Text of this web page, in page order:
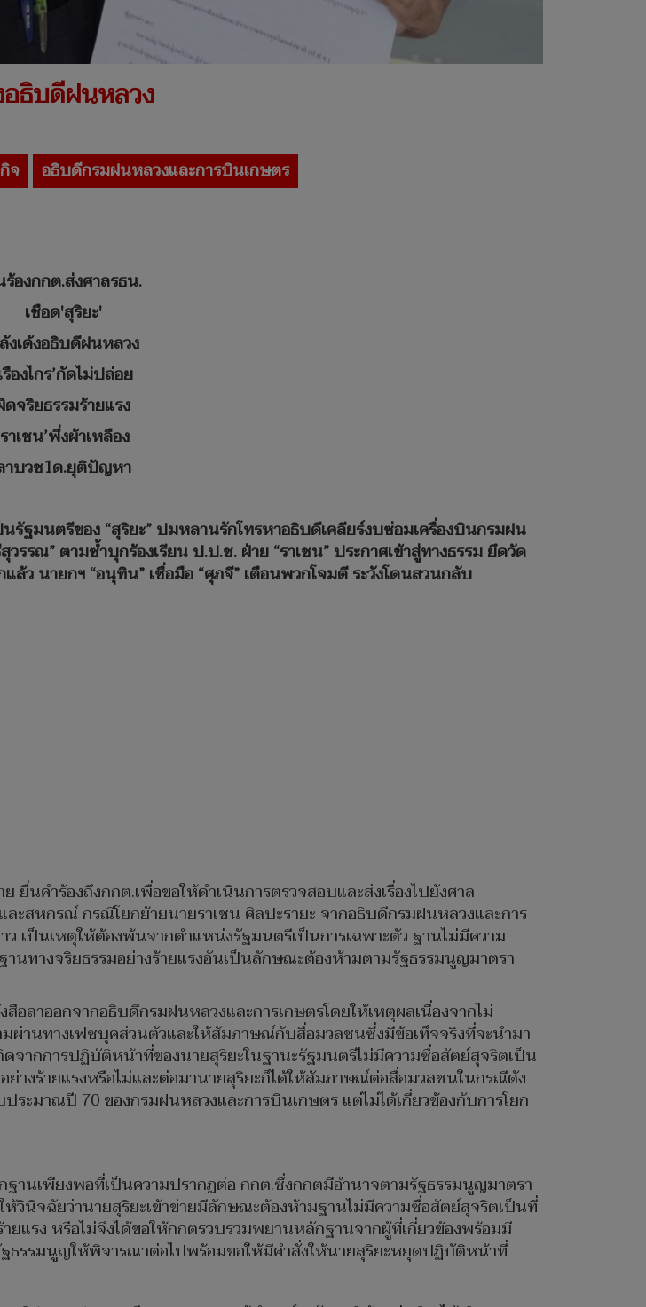
อธิบดีฝนหลวง
จ อธิบดีกรมฝนหลวงและการบินเกษตร
องกกต.ส่งศาลรธน.
เชือด'สุริยะ'
งเด้งอธิบดีฝนหลวง
รืองไกร’กัดไม่ปล่อย
ดจริยธรรมร้ายแรง
ราเชน’พึ่งผ้าเหลือง
าบวช1ด.ยุติปัญหา
รัฐมนตรีของ “สุริยะ” ปมหลานรักโทรหาอธิบดีเคลียร์งบซ่อมเครื่องบินกรมฝน
รรณ” ตามซ้ำบุกร้องเรียน ป.ป.ช. ฝ่าย “ราเชน” ประกาศเข้าสู่ทางธรรม ยึดวัด
นายกฯ “อนุทิน” เชื่อมือ “ศุภจี” เตือนพวกโจมตี ระวังโดนสวนกลับ
นคำร้องถึงกกต.เพื่อขอให้ดำเนินการตรวจสอบและส่งเรื่องไปยังศาล
ะสหกรณ์ กรณีโยกย้ายนายราเชน ศิลปะรายะ จากอธิบดีกรมฝนหลวงและการ
ว เป็นเหตุให้ต้องพ้นจากตำแหน่งรัฐมนตรีเป็นการเฉพาะตัว ฐานไม่มีความ
ทางจริยธรรมอย่างร้ายแรงอันเป็นลักษณะต้องห้ามตามรัฐธรรมนูญมาตรา
อลาออกจากอธิบดีกรมฝนหลวงและการเกษตรโดยให้เหตุผลเนื่องจากไม่
มผ่านทางเฟซบุคส่วนตัวและให้สัมภาษณ์กับสื่อมวลชนซึ่งมีข้อเท็จจริงที่จะนำมา
จากการปฏิบัติหน้าที่ของนายสุริยะในฐานะรัฐมนตรีไม่มีความซื่อสัตย์สุจริตเป็น
างร้ายแรงหรือไม่และต่อมานายสุริยะก็ได้ให้สัมภาษณ์ต่อสื่อมวลชนในกรณีดัง
ระมาณปี 70 ของกรมฝนหลวงและการบินเกษตร แต่ไม่ได้เกี่ยวข้องกับการโยก
านเพียงพอที่เป็นความปรากฏต่อ กกต.ซึ่งกกตมีอำนาจตามรัฐธรรมนูญมาตรา
ห้วินิจฉัยว่านายสุริยะเข้าข่ายมีลักษณะต้องห้ามฐานไม่มีความซื่อสัตย์สุจริตเป็นที่
แรง หรือไม่จึงได้ขอให้กกตรวบรวมพยานหลักฐานจากผู้ที่เกี่ยวข้องพร้อมมี
ฐธรรมนูญให้พิจารณาต่อไปพร้อมขอให้มีคำสั่งให้นายสุริยะหยุดปฏิบัติหน้าที่